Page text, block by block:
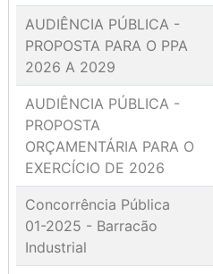
AUDIÊNCIA PÚBLICA -
PROPOSTA PARA O PPA
2026 A 2029
AUDIÊNCIA PÚBLICA -
PROPOSTA
ORÇAMENTÁRIA PARA O
EXERCÍCIO DE 2026
Concorrência Pública
01-2025 - Barracão
Industrial